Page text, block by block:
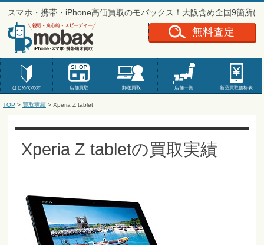
スマホ・携帯・iPhone高価買取のモバックス！大阪含め全国9箇所に
はじめての方 店舗買取 郵送買取 店舗一覧 新品買取価格表
無料査定
TOP > 買取実績 > Xperia Z tablet
Xperia Z tabletの買取実績